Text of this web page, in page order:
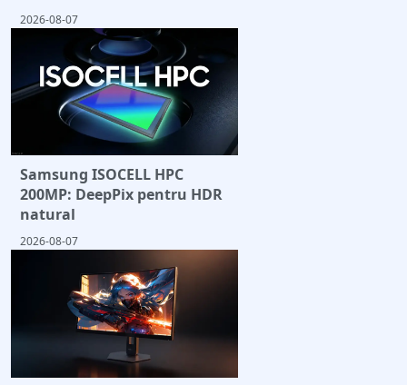
2026-08-07
Samsung ISOCELL HPC
200MP: DeepPix pentru HDR
natural
2026-08-07